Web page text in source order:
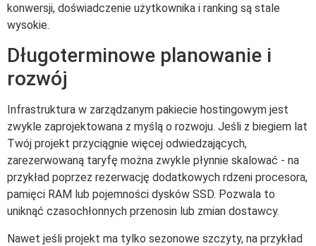
konwersji, doświadczenie użytkownika i ranking są stale
wysokie.
Długoterminowe planowanie i
rozwój
Infrastruktura w zarządzanym pakiecie hostingowym jest
zwykle zaprojektowana z myślą o rozwoju. Jeśli z biegiem lat
Twój projekt przyciągnie więcej odwiedzających,
zarezerwowaną taryfę można zwykle płynnie skalować - na
przykład poprzez rezerwację dodatkowych rdzeni procesora,
pamięci RAM lub pojemności dysków SSD. Pozwala to
uniknąć czasochłonnych przenosin lub zmian dostawcy.
Nawet jeśli projekt ma tylko sezonowe szczyty, na przykład